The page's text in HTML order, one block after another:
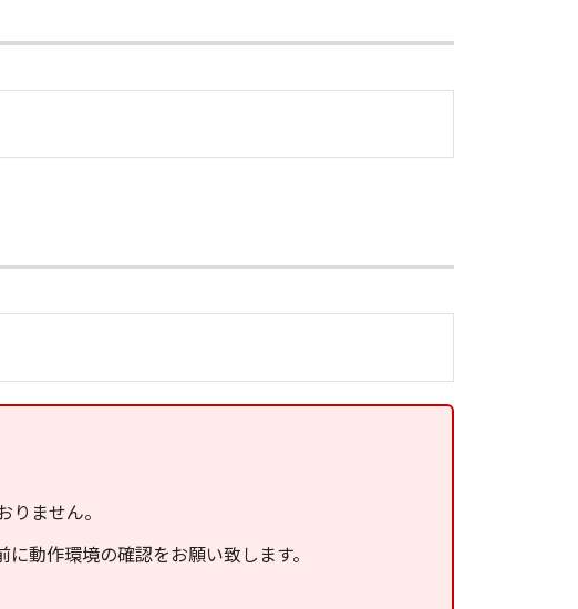
ません。
動作環境の確認をお願い致します。